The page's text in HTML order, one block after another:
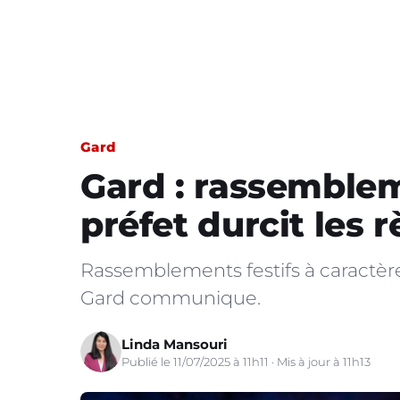
Gard
Gard :
préfet durcit les
Rassemblements festifs à
Gard communique.
Linda Mansouri
Publié le 11/07/2025 à 11h11 · Mis à jour à 11h13